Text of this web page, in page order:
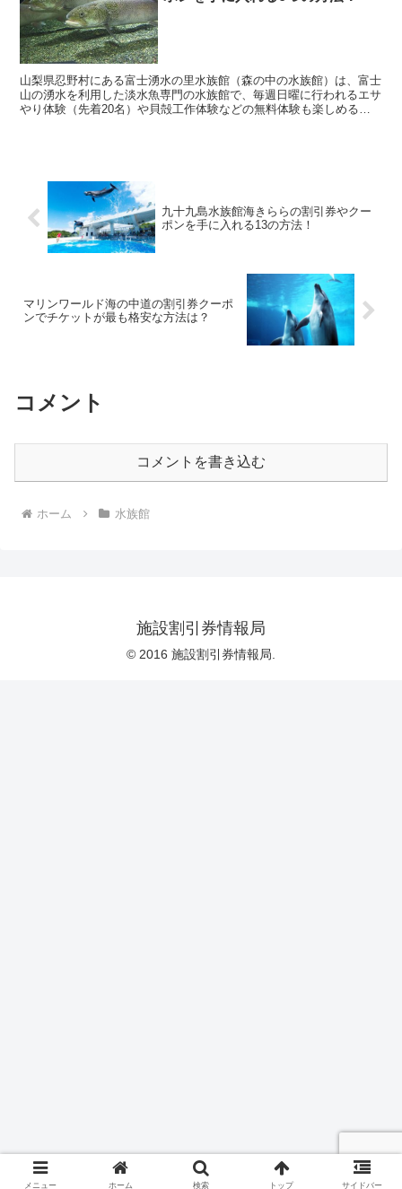
山梨県忍野村にある富士湧水の里水族館（森の中の水族館）は、富士
山の湧水を利用した淡水魚専門の水族館で、毎週日曜に行われるエサ
やり体験（先着20名）や貝殻工作体験などの無料体験も楽しめる、
九十九島水族館海きららの割引券やクー
ポンを手に入れる13の方法！
マリンワールド海の中道の割引券クーポ
ンでチケットが最も格安な方法は？
コメント
コメントを書き込む
ホーム 水族館
施設割引券情報局
© 2016 施設割引券情報局.
メニュー ホーム 検索 トップ サイドバー